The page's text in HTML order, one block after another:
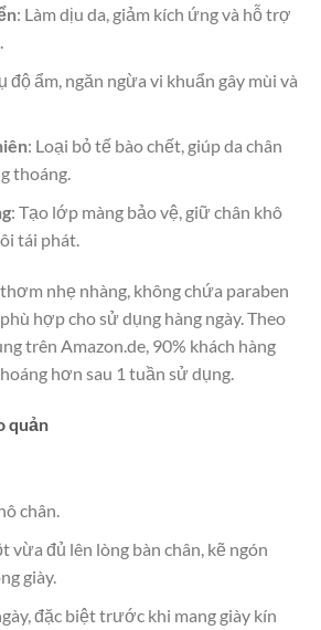
: Làm dịu da, giảm kích ứng và hỗ trợ
độ ẩm, ngăn ngừa vi khuẩn gây mùi và
: Loại bỏ tế bào chết, giúp da chân
thoáng.
: Tạo lớp màng bảo vệ, giữ chân khô
tái phát.
nhẹ nhàng, không chứa paraben
hợp cho sử dụng hàng ngày. Theo
trên Amazon.de, 90% khách hàng
hơn sau 1 tuần sử dụng.
quản
chân.
vừa đủ lên lòng bàn chân, kẽ ngón
giày.
đặc biệt trước khi mang giày kín